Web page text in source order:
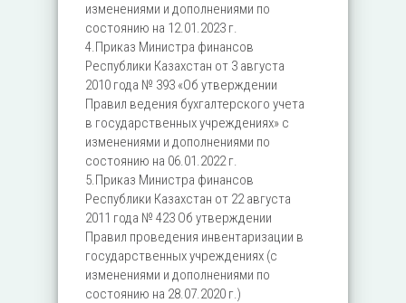
изменениями и дополнениями по
состоянию на 12.01.2023 г.
4.Приказ Министра финансов
Республики Казахстан от 3 августа
2010 года № 393 «Об утверждении
Правил ведения бухгалтерского учета
в государственных учреждениях» с
изменениями и дополнениями по
состоянию на 06.01.2022 г.
5.Приказ Министра финансов
Республики Казахстан от 22 августа
2011 года № 423 Об утверждении
Правил проведения инвентаризации в
государственных учреждениях (с
изменениями и дополнениями по
состоянию на 28.07.2020 г.)